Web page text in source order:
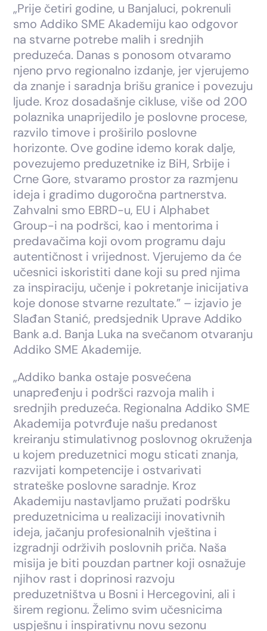
„Prije četiri godine, u Banjaluci, pokrenuli
smo Addiko SME Akademiju kao odgovor
na stvarne potrebe malih i srednjih
preduzeća. Danas s ponosom otvaramo
njeno prvo regionalno izdanje, jer vjerujemo
da znanje i saradnja brišu granice i povezuju
ljude. Kroz dosadašnje cikluse, više od 200
polaznika unaprijedilo je poslovne procese,
razvilo timove i proširilo poslovne
horizonte. Ove godine idemo korak dalje,
povezujemo preduzetnike iz BiH, Srbije i
Crne Gore, stvaramo prostor za razmjenu
ideja i gradimo dugoročna partnerstva.
Zahvalni smo EBRD-u, EU i Alphabet
Group-i na podršci, kao i mentorima i
predavačima koji ovom programu daju
autentičnost i vrijednost. Vjerujemo da će
učesnici iskoristiti dane koji su pred njima
za inspiraciju, učenje i pokretanje inicijativa
koje donose stvarne rezultate.” – izjavio je
Slađan Stanić, predsjednik Uprave Addiko
Bank a.d. Banja Luka na svečanom otvaranju
Addiko SME Akademije.
„Addiko banka ostaje posvećena
unapređenju i podršci razvoja malih i
srednjih preduzeća. Regionalna Addiko SME
Akademija potvrđuje našu predanost
kreiranju stimulativnog poslovnog okruženja
u kojem preduzetnici mogu sticati znanja,
razvijati kompetencije i ostvarivati
strateške poslovne saradnje. Kroz
Akademiju nastavljamo pružati podršku
preduzetnicima u realizaciji inovativnih
ideja, jačanju profesionalnih vještina i
izgradnji održivih poslovnih priča. Naša
misija je biti pouzdan partner koji osnažuje
njihov rast i doprinosi razvoju
preduzetništva u Bosni i Hercegovini, ali i
širem regionu. Želimo svim učesnicima
uspješnu i inspirativnu novu sezonu